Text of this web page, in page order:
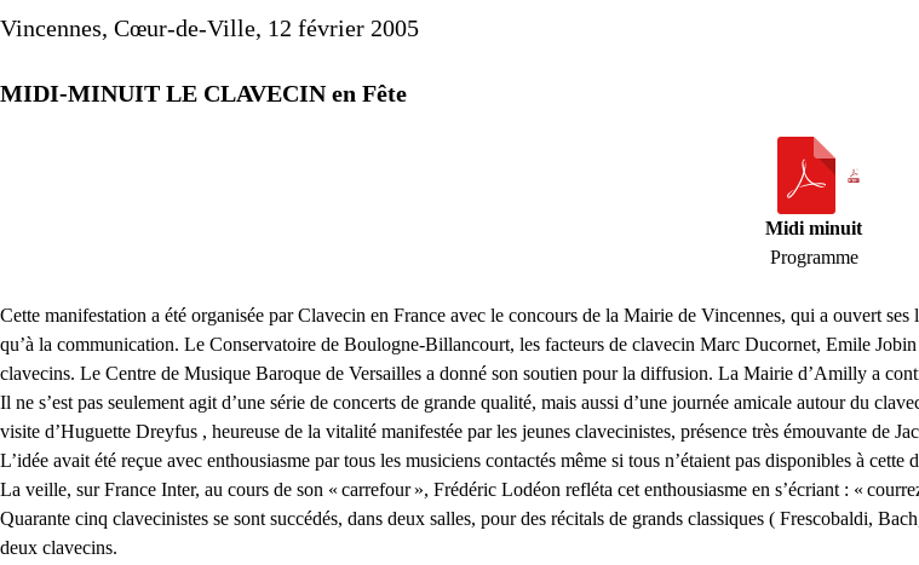
Vincennes, Cœur-de-Ville, 12 février 2005
MIDI-MINUIT LE CLAVECINen Fête
Midi minuit
Programme
Cette manifestation a été organisée par Clavecin en France avec le concours de la Mairie de Vincennes, qui a ouvert ses
qu’à la communication. Le Conservatoire de Boulogne-Billancourt, les facteurs de clavecin Marc Ducornet, Emile
clavecins. Le Centre de Musique Baroque de Versailles a donné son soutien pour la diffusion. La Mairie d’Amilly a
Il ne s’est pas seulement agit d’une série de concerts de grande qualité, mais aussi d’une journée amicale autour du
visite d’Huguette Dreyfus , heureuse de la vitalité manifestée par les jeunes clavecinistes, présence très émouvante
L’idée avait été reçue avec enthousiasme par tous les musiciens contactés même si tous n’étaient pas disponibles à cette
La veille, sur France Inter, au cours de son « carrefour », Frédéric Lodéon refléta cet enthousiasme en s’écriant : «
Quarante cinq clavecinistes se sont succédés, dans deux salles, pour des récitals de grands classiques ( Frescobaldi,
deux clavecins.